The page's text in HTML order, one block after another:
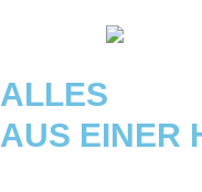
ALLES
AUS EINER